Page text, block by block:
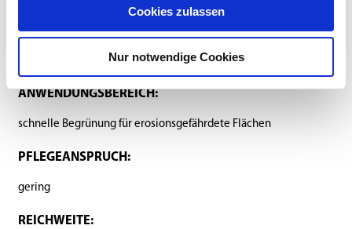
Cookies zulassen
Nur notwendige Cookies
BELASTBARKEIT:
ANWENDUNGSBEREICH:
schnelle Begrünung für erosionsgefährdete Flächen
PFLEGEANSPRUCH:
gering
REICHWEITE: